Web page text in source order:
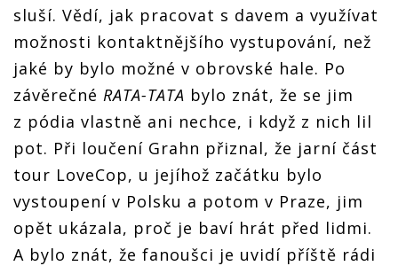
sluší. Vědí, jak pracovat s davem a využívat
možnosti kontaktnějšího vystupování, než
jaké by bylo možné v obrovské hale. Po
závěrečné RATA-TATA bylo znát, že se jim
z pódia vlastně ani nechce, i když z nich lil
pot. Při loučení Grahn přiznal, že jarní část
tour LoveCop, u jejíhož začátku bylo
vystoupení v Polsku a potom v Praze, jim
opět ukázala, proč je baví hrát před lidmi.
A bylo znát, že fanoušci je uvidí příště rádi